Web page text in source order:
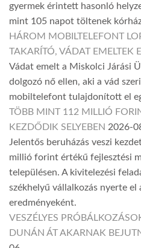
gyermek érintett hasonló
mint 105 napot töltenek
HÁROM MOBILTELEFONT
TAKARÍTÓ, VÁDAT EMELTEK
Vádat emelt a Miskolci Járási
dolgozó nő ellen, aki a vád
mobiltelefont tulajdonított el
TÖBB MINT 112 MILLIÓ
KEZDŐDIK SELYEBEN 2026-
Jelentős beruházás veszi
millió forint értékű fejlesztési
településen. A kivitelezési
székhelyű vállalkozás nyerte el
eredményeként.
VESZÉLYES
DUNÁN ÁT AKARNAK